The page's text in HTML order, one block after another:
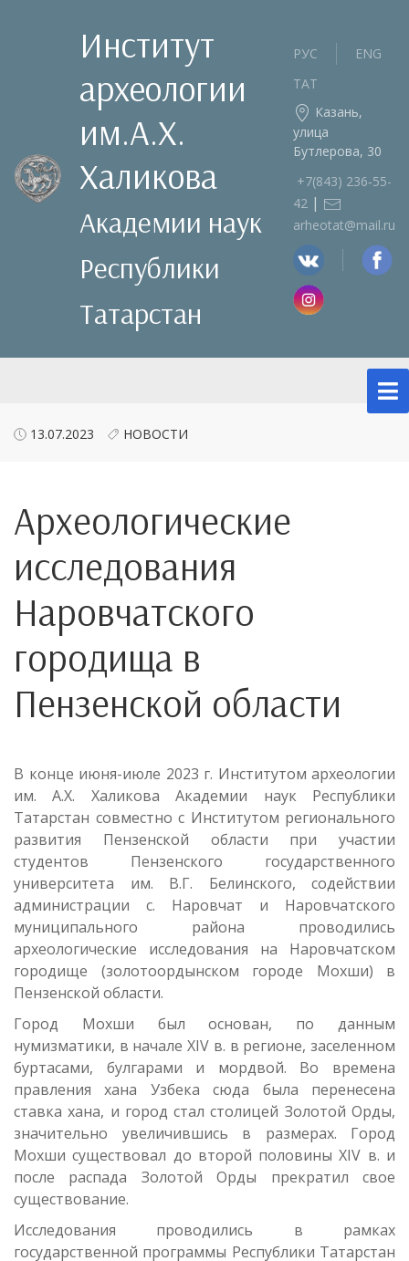
Институт
археологии
им.А.Х.
Халикова
Академии наук
Республики
Татарстан
РУС
ENG
ТАТ
Казань,
улица
Бутлерова, 30
+7(843) 236‑55-
42 |
arheotat@mail.ru
13.07.2023 НОВОСТИ
Археологические
исследования
Наровчатского
городища в
Пензенской области
В конце июня-июле 2023 г. Институтом археологии
им. А.Х. Халикова Академии наук Республики
Татарстан совместно с Институтом регионального
развития Пензенской области при участии
студентов Пензенского государственного
университета им. В.Г. Белинского, содействии
администрации с. Наровчат и Наровчатского
муниципального района проводились
археологические исследования на Наровчатском
городище (золотоордынском городе Мохши) в
Пензенской области.
Город Мохши был основан, по данным
нумизматики, в начале XIV в. в регионе, заселенном
буртасами, булгарами и мордвой. Во времена
правления хана Узбека сюда была перенесена
ставка хана, и город стал столицей Золотой Орды,
значительно увеличившись в размерах. Город
Мохши существовал до второй половины XIV в. и
после распада Золотой Орды прекратил свое
существование.
Исследования проводились в рамках
государственной программы Республики Татарстан